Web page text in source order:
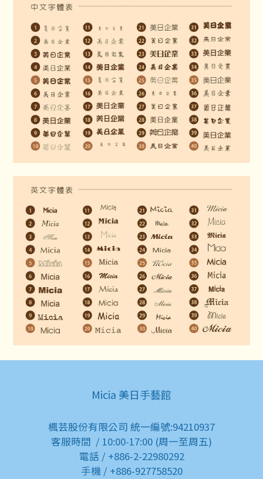
Micia 美日手藝館
楓芸股份有限公司 統一編號:94210937
客服時間 / 10:00-17:00 (周一至周五)
電話 / +886-2-22980292
手機 / +886-927758520